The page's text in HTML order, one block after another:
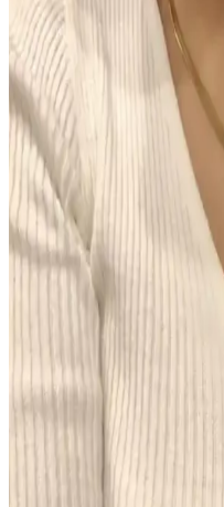
Hormonal Akne
Etkisi ve Kullanıcı
Spironolakton, hormonal
bezlerini düzenler.
gözlemlerken, dozaj ve yan
Chanel Water Tint:
Kalıcı Doğal Cilt
Chanel Water Tint, hafif
taze kalan bir cilt makyajı
kalıcı performans sağlar,
Morfose Kahve
İncelemesi ve Kullanım
Morfose kahve renkli kuru
sağlar, saç derisini temiz tutar,
uyumu sağlar. Ancak, yoğun